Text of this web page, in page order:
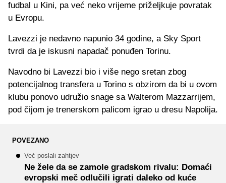
fudbal u Kini, pa već neko vrijeme priželjkuje povratak
u Evropu.
Lavezzi je nedavno napunio 34 godine, a Sky Sport
tvrdi da je iskusni napadač ponuđen Torinu.
Navodno bi Lavezzi bio i više nego sretan zbog
potencijalnog transfera u Torino s obzirom da bi u ovom
klubu ponovo udružio snage sa Walterom Mazzarrijem,
pod čijom je trenerskom palicom igrao u dresu Napolija.
POVEZANO
Već poslali zahtjev
Ne žele da se zamole gradskom rivalu: Domaći
evropski meč odlučili igrati daleko od kuće